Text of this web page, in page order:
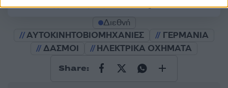
Πολιτική Απορρήτου&Όροι Χρήσηςτης Google.
Διεθνή
ΑΥΤΟΚΙΝΗΤΟΒΙΟΜΗΧΑΝΙΕΣ
ΓΕΡΜΑΝΙΑ
ΔΑΣΜΟΙ
ΗΛΕΚΤΡΙΚΑ ΟΧΗΜΑΤΑ
Share: